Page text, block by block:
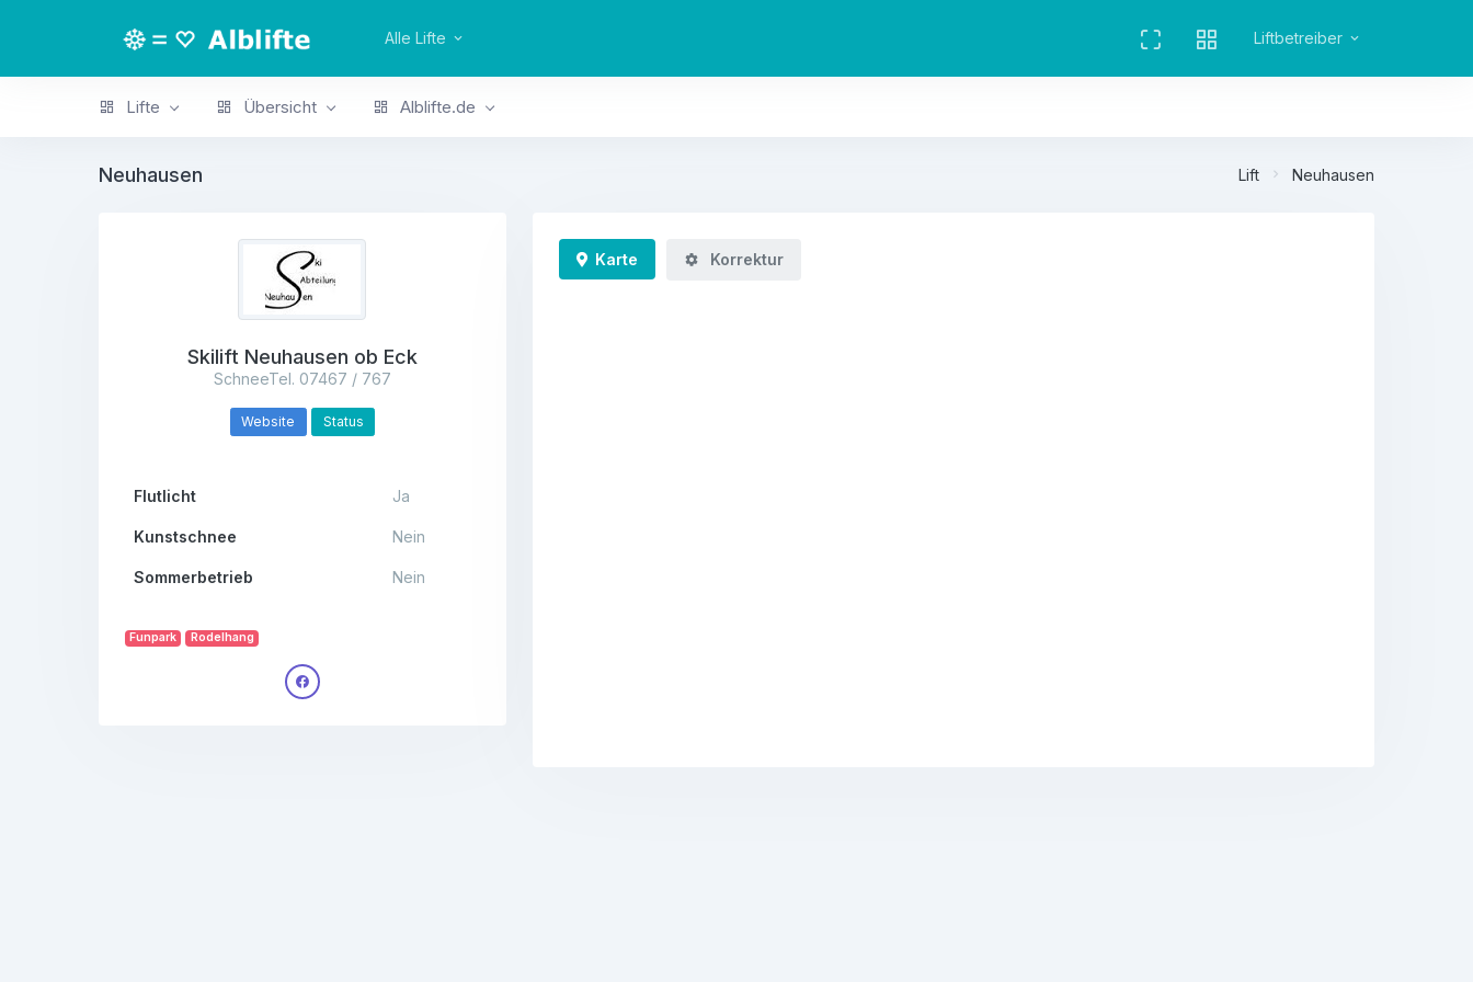
Liftbetreiber
Alle Lifte
Lifte Übersicht Alblifte.de
Neuhausen Lift Neuhausen
Skilift Neuhausen ob Eck
SchneeTel. 07467 / 767
Website Status
Flutlicht Ja
Kunstschnee Nein
Sommerbetrieb Nein
Funpark Rodelhang
Karte Korrektur